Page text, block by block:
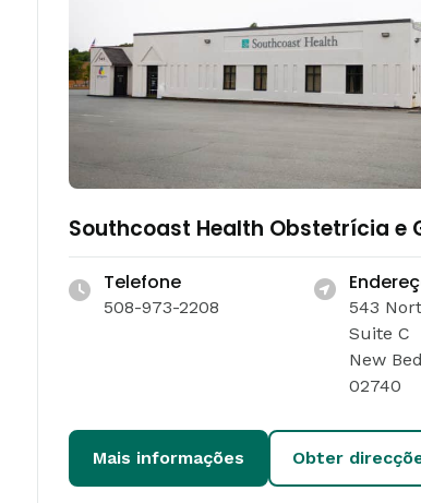
Southcoast Health Obstetrícia e
Telefone
508-973-2208
543
Suite C
New
02740
Mais informações Obter